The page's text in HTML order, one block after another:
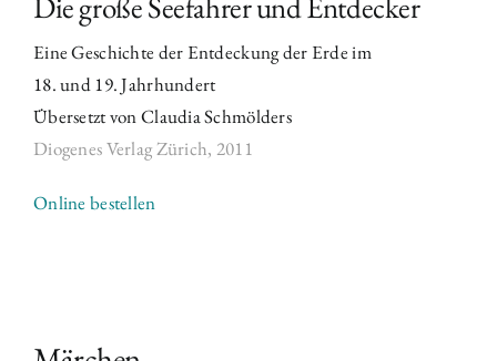
Eine Geschichte der Entdeckung der Erde im
18. und 19. Jahrhundert
Übersetzt von Claudia Schmölders
Diogenes Verlag Zürich, 2011
Online bestellen